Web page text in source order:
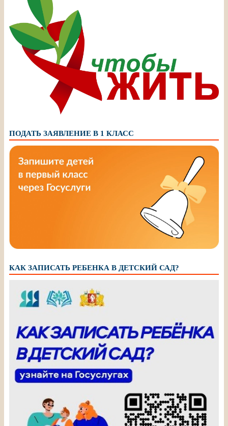
ПОДАТЬ ЗАЯВЛЕНИЕ В 1 КЛАСС
КАК ЗАПИСАТЬ РЕБЕНКА В ДЕТСКИЙ САД?